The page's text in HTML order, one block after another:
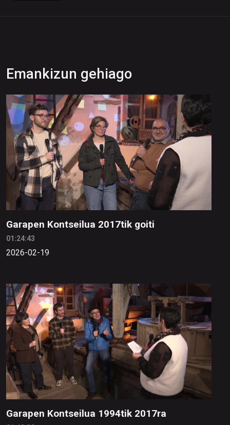
Emankizun gehiago
Garapen Kontseilua 2017tik goiti
01:24:43
2026-02-19
Garapen Kontseilua 1994tik 2017ra